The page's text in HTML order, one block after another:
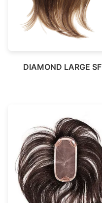
DIAMOND LARGE SF